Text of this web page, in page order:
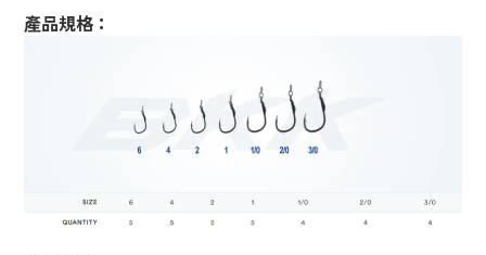
產品規格：